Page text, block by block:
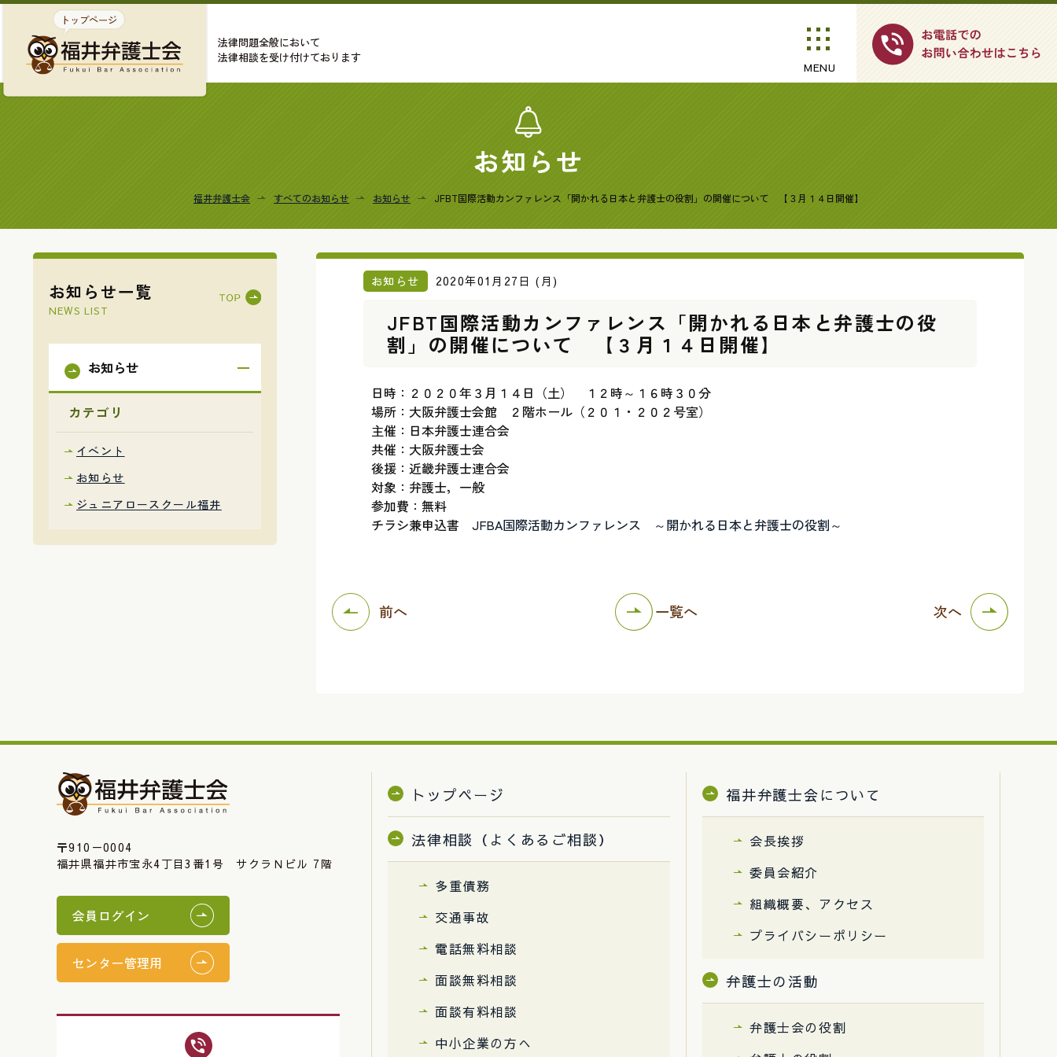
法律問題全般において
法律相談を受け付けております
MENU
お知らせ
福井弁護士会 すべてのお知らせ お知らせ JFBT国際活動カンファレンス「開かれる日本と弁護士の役割」の開催について 【３月１４日開催】
お知らせ一覧
NEWS LIST
お知らせ
カテゴリ
イベント
お知らせ
ジュニアロースクール福井
お知らせ 2020年01月27日 (月)
JFBT国際活動カンファレンス「開かれる日本と弁護士の役
割」の開催について 【３月１４日開催】
日時：２０２０年３月１４日（土） １２時～１６時３０分
場所：大阪弁護士会館 ２階ホール（２０１・２０２号室）
主催：日本弁護士連合会
共催：大阪弁護士会
後援：近畿弁護士連合会
対象：弁護士，一般
参加費：無料
チラシ兼申込書 JFBA国際活動カンファレンス ～開かれる日本と弁護士の役割～
前へ 一覧へ 次へ
〒910－0004
福井県福井市宝永4丁目3番1号 サクラＮビル 7階
会員ログイン
センター管理用
トップページ
法律相談（よくあるご相談）
多重債務
交通事故
電話無料相談
面談無料相談
面談有料相談
中小企業の方へ
福井弁護士会について
会長挨拶
委員会紹介
組織概要、アクセス
プライバシーポリシー
弁護士の活動
弁護士会の役割